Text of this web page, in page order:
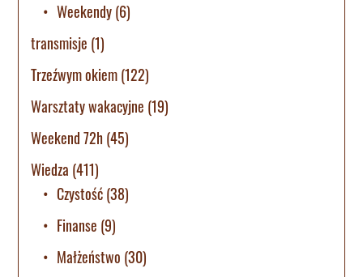
Weekendy(6)
transmisje (1)
Trzeźwym okiem(122)
Warsztaty wakacyjne (19)
Weekend 72h(45)
Wiedza (411)
Czystość(38)
Finanse (9)
Małżeństwo (30)